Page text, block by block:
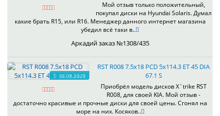
Мой отзыв только положительный,
покупал диски на Hyundai Solaris. Думал
какие брать R15, или R16. Менеджер данного интернет магазина
убедил всё таки в..
Аркадий заказ №1308/435
08.08.2020
RST R008 7.5x18 PCD 5x114.3 ET 45 DIA
67.1 S
Приобрёл модель дисков X`trike RST
R008, для своей KIA. Мой отзыв -
достаточно красивые и прочные диски для своей цены. Сгонял на
море на них. Косяков..